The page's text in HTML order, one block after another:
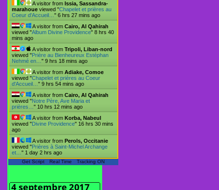
A visitor from Issia, Sassandra-
marahoue viewed "Chapelet et prières au
Coeur d'Accueil… " 6 hrs 27 mins ago
A visitor from Cairo, Al Qahirah
viewed "Album Divine Providence" 8 hrs 40
mins ago
A visitor from Tripoli, Liban-nord
viewed "Prière au Bienheureux Estéphan
Nehmé en… " 9 hrs 18 mins ago
A visitor from Adiake, Comoe
viewed "Chapelet et prières au Coeur
d'Accueil… " 9 hrs 54 mins ago
A visitor from Cairo, Al Qahirah
viewed "Notre Père, Ave Maria et
prières… " 10 hrs 12 mins ago
A visitor from Korba, Nabeul
viewed "Divine Providence" 16 hrs 30 mins
ago
A visitor from Perols, Occitanie
viewed "Prières à Saint-Michel Archange
et… " 1 day 2 hrs ago
Get Script Real Time Tracking ON